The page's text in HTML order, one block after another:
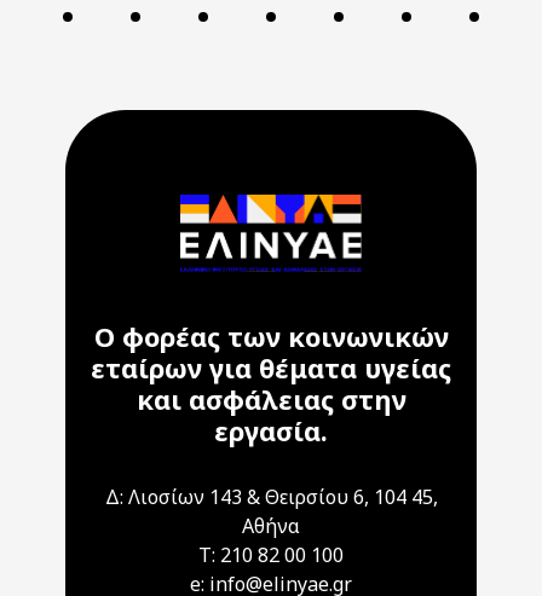
Ο φορέας των κοινωνικών
εταίρων για θέματα υγείας
και ασφάλειας στην
εργασία.
Δ: Λιοσίων 143 & Θειρσίου 6, 104 45,
Αθήνα
T: 210 82 00 100
e: info@elinyae.gr